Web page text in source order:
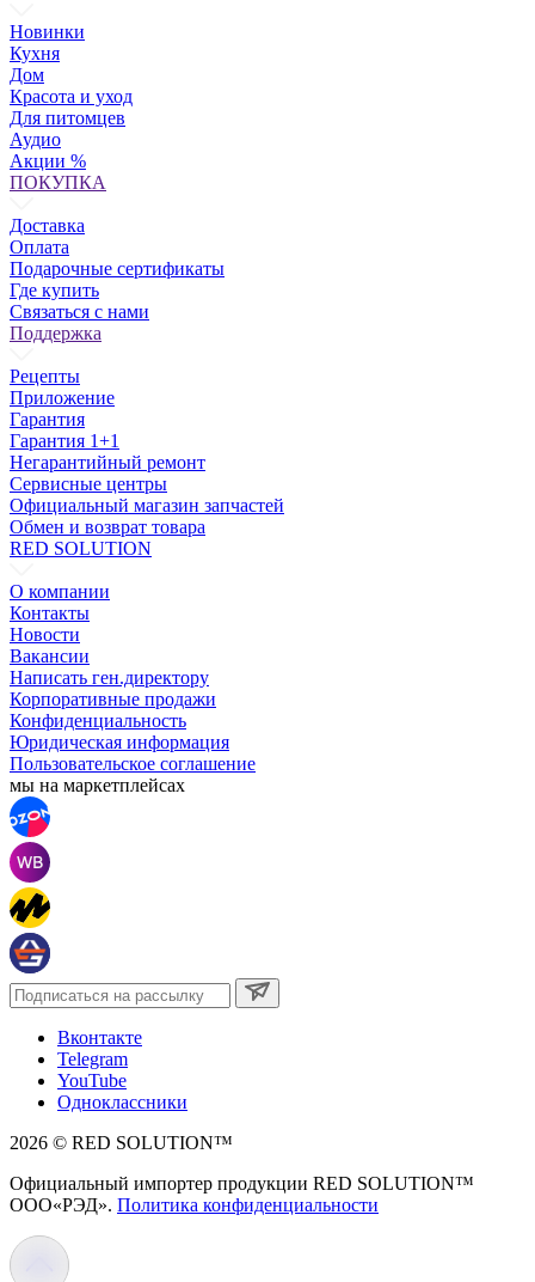
Новинки
Кухня
Дом
Красота и уход
Для питомцев
Аудио
Акции %
ПОКУПКА
Доставка
Оплата
Подарочные сертификаты
Где купить
Связаться с нами
Поддержка
Рецепты
Приложение
Гарантия
Гарантия 1+1
Негарантийный ремонт
Сервисные центры
Официальный магазин запчастей
Обмен и возврат товара
RED SOLUTION
О компании
Контакты
Новости
Вакансии
Написать ген.директору
Корпоративные продажи
Конфиденциальность
Юридическая информация
Пользовательское соглашение
мы на маркетплейсах
Вконтакте
Telegram
YouTube
Одноклассники
2026 © RED SOLUTION™
Официальный импортер продукции RED SOLUTION™
OOO«РЭД». Политика конфиденциальности